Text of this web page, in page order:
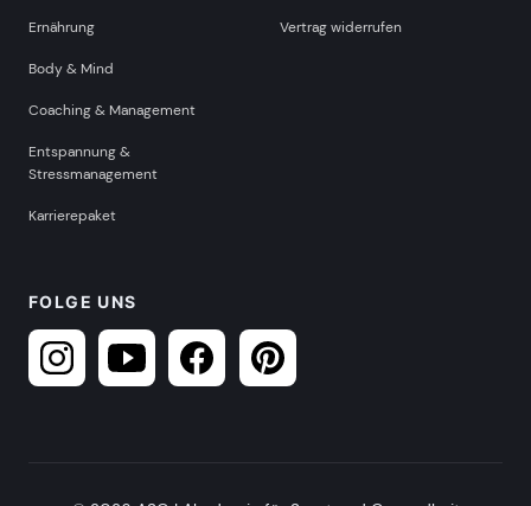
Ernährung
Body & Mind
Coaching & Management
Entspannung &
Stressmanagement
Karrierepaket
Vertrag widerrufen
FOLGE UNS